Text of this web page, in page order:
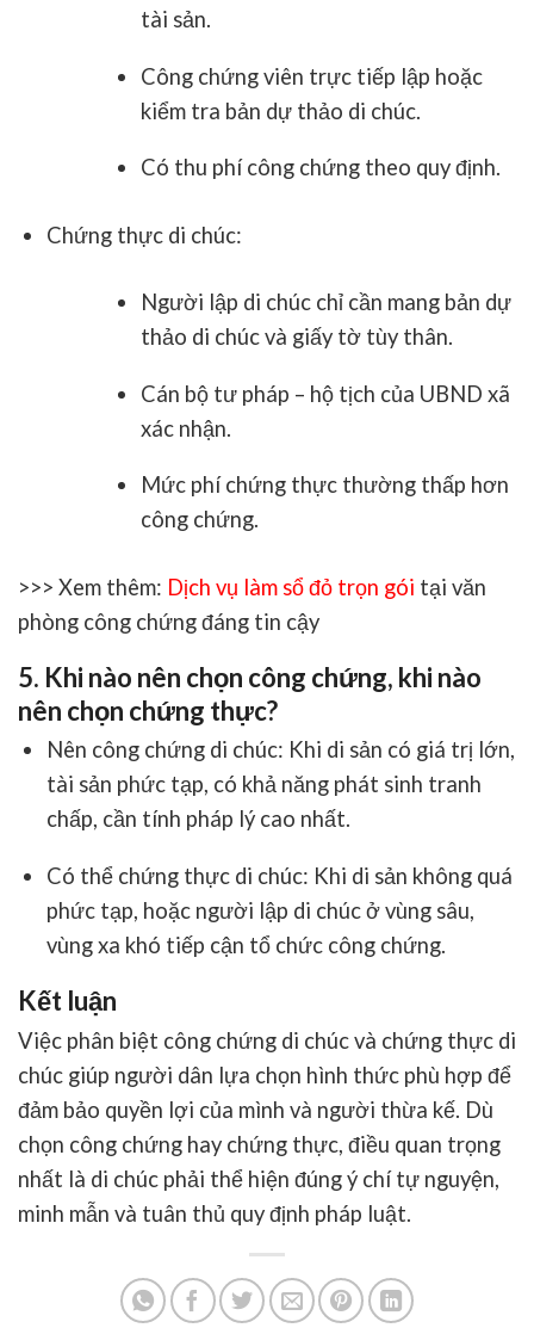
tài sản.
Công chứng viên trực tiếp lập hoặc
kiểm tra bản dự thảo di chúc.
Có thu phí công chứng theo quy định.
Chứng thực di chúc:
Người lập di chúc chỉ cần mang bản dự
thảo di chúc và giấy tờ tùy thân.
Cán bộ tư pháp – hộ tịch của UBND xã
xác nhận.
Mức phí chứng thực thường thấp hơn
công chứng.
>>> Xem thêm: Dịch vụ làm sổ đỏ trọn gói tại văn
phòng công chứng đáng tin cậy
5. Khi nào nên chọn công chứng, khi nào
nên chọn chứng thực?
Nên công chứng di chúc: Khi di sản có giá trị lớn,
tài sản phức tạp, có khả năng phát sinh tranh
chấp, cần tính pháp lý cao nhất.
Có thể chứng thực di chúc: Khi di sản không quá
phức tạp, hoặc người lập di chúc ở vùng sâu,
vùng xa khó tiếp cận tổ chức công chứng.
Kết luận
Việc phân biệt công chứng di chúcvà chứng thực di
chúc giúp người dân lựa chọn hình thức phù hợp để
đảm bảo quyền lợi của mình và người thừa kế. Dù
chọn công chứng hay chứng thực, điều quan trọng
nhất là di chúc phải thể hiện đúng ý chí tự nguyện,
minh mẫn và tuân thủ quy định pháp luật.